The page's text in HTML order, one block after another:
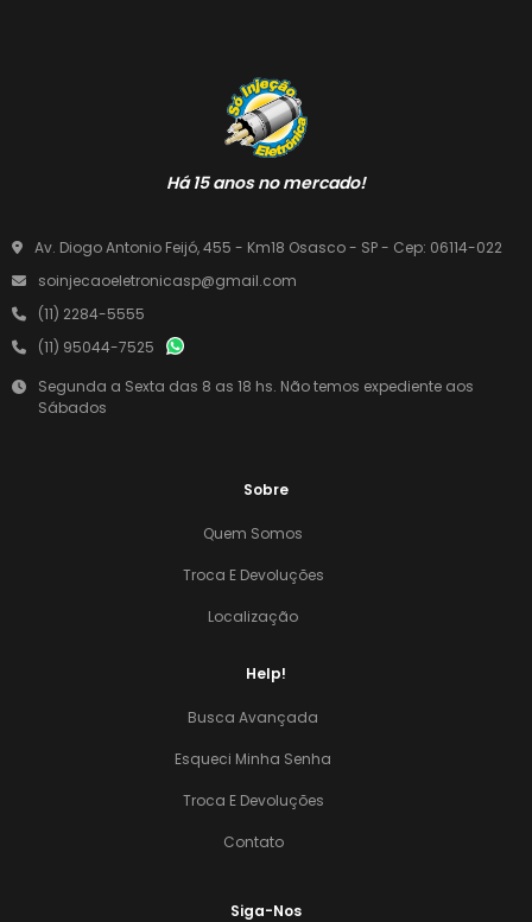
Há 15 anos no mercado!
Av. Diogo Antonio Feijó, 455 - Km18 Osasco - SP - Cep: 06114-022
soinjecaoeletronicasp@gmail.com
(11) 2284-5555
(11) 95044-7525
Segunda a Sexta das 8 as 18 hs. Não temos expediente aos
Sábados
Sobre
Quem Somos
Troca E Devoluções
Localização
Help!
Busca Avançada
Esqueci Minha Senha
Troca E Devoluções
Contato
Siga-Nos